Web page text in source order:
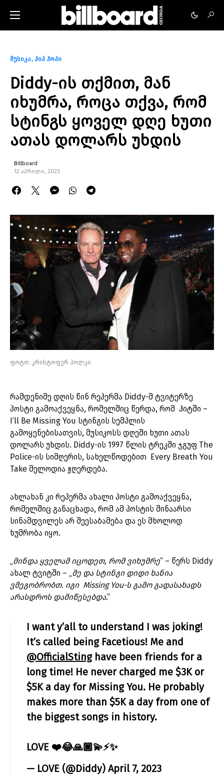
მუსიკა ჰიპ ჰოპი
Diddy-ის თქმით, მან
იხუმრა, როცა თქვა, რომ
სტინგს ყოველ დღე ხუთი
ათას დოლარს უხდის
Billboard
12 აპრილი, 2023
ფოტო: კრისტოფერ პოლკი
რამდენიმე დღის წინ რეპერმა Diddy-მ ტვიტერზე
პოსტი გამოაქვეყნა, რომელშიც წერდა, რომ ჰიტში –
I’ll Be Missing You სტინგის სემპლის
გამოყენებისათვის, მუსიკოსს დღეში ხუთი ათას
დოლარს უხდის. Diddy-ის 1997 წლის ტრეკში ჯგუფ The
Police-ის სიმღერის, სახელწოდებით Every Breath You
Take მელოდია ჟღერდება.
ახლახან კი რეპერმა ახალი პოსტი გამოაქვეყნა,
რომელშიც განაცხადა, რომ ამ პოსტის შინაარსი
სინამდვილეს არ შეესაბამება და ეს მხოლოდ
ხუმრობა იყო.
„მინდა ყველამ იცოდეთ, რომ ვიხუმრე“ – წერს Diddy
ახალ ტვიტში – „მე და სტინგი დიდი ხანია
ვმეგობრობთ. იგი Missing You-ს გამო გადასახადს
არასდროს დამიწესებდა.“
I want y’all to understand I was joking!
It’s called being Facetious! Me and
@OfficialStinghave been friends for a
long time! He never charged me $3K or
$5K a day for Missing You. He probably
makes more than $5K a day from one of
the biggest songs in history.
LOVE ❤️😂🙏🏿💫⚡️✨
— LOVE (@Diddy) April 7, 2023